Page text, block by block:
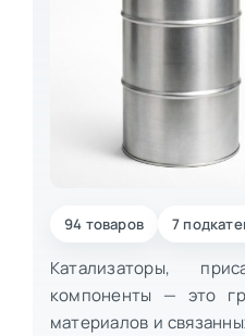
94 товаров 7
Катализаторы,
компоненты — это
материалов и